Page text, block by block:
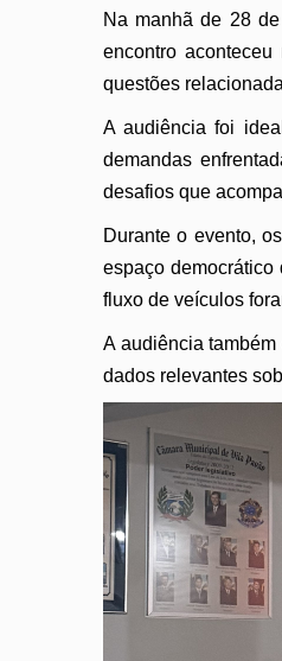
Na manhã de 28
encontro
questões
A audiência foi
demandas
desafios que
Durante o evento,
espaço
fluxo de veículos
A audiência
dados relevantes